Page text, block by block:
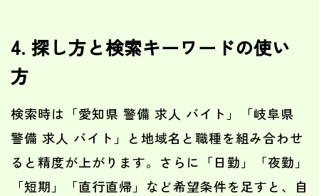
4. 探し方と検索キーワードの使い
方
検索時は「愛知県 警備 求人 バイト」「岐阜県
警備 求人 バイト」と地域名と職種を組み合わせ
ると精度が上がります。さらに「日勤」「夜勤」
「短期」「直行直帰」など希望条件を足すと、自